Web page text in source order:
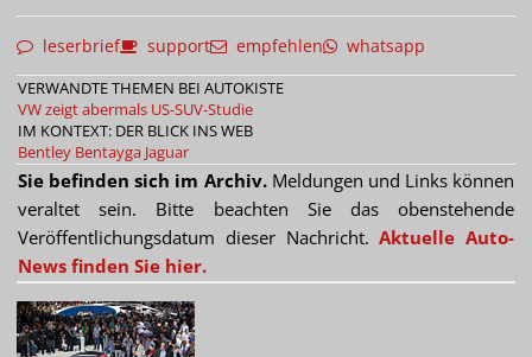
leserbrief support empfehlen whatsapp
VERWANDTE THEMEN BEI AUTOKISTE
VW zeigt abermals US-SUV-Studie
IM KONTEXT: DER BLICK INS WEB
Bentley Bentayga Jaguar
Sie befinden sich im Archiv.Meldungen und Links können
veraltet sein. Bitte beachten Sie das obenstehende
Veröffentlichungsdatum dieser Nachricht.Aktuelle Auto-
News finden Sie hier.